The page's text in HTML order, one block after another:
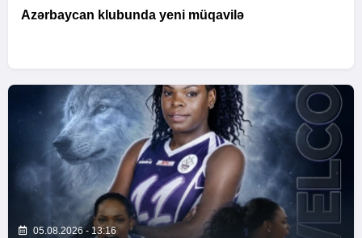
Azərbaycan klubunda yeni müqavilə
05.08.2026 - 13:16